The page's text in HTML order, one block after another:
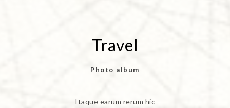
Travel
Photo album
Itaque earum rerum hic